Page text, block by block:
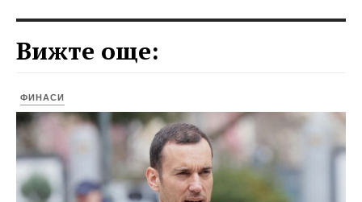
Вижте още:
ФИНАСИ